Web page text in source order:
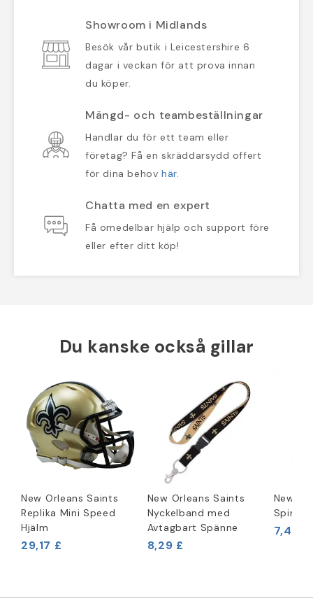
Showroom i Midlands
Besök vår butik i Leicestershire 6
dagar i veckan för att prova innan
du köper.
Mängd- och teambeställningar
Handlar du för ett team eller
företag? Få en skräddarsydd offert
för dina behov här.
Chatta med en expert
Få omedelbar hjälp och support före
eller efter ditt köp!
Du kanske också gillar
New Orleans Saints
Replika Mini Speed
Hjälm
29,17 £
New Orleans Saints
Nyckelband med
Avtagbart Spänne
8,29 £
New
7,46 £